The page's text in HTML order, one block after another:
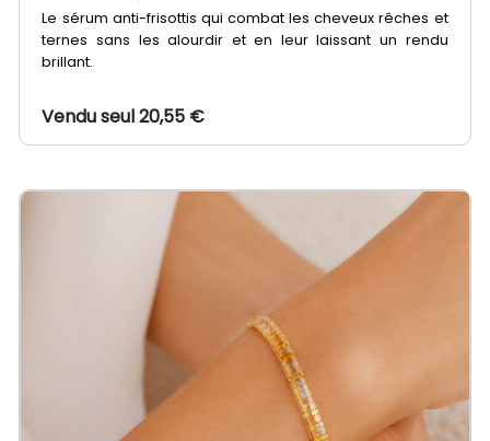
Le sérum anti-frisottis qui combat les cheveux rêches et
ternes sans les alourdir et en leur laissant un rendu
brillant.
Vendu seul 20,55 €